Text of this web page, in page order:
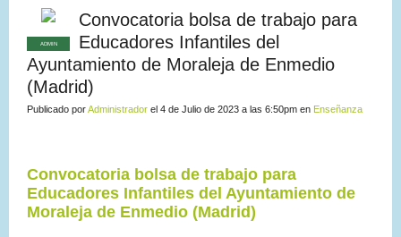
ADMIN
Convocatoria bolsa de trabajo para
Educadores Infantiles del
Ayuntamiento de Moraleja de Enmedio
(Madrid)
Publicado porAdministrador el 4 de Julio de 2023 a las 6:50pm en Enseñanza
Convocatoria bolsa de trabajo para
Educadores Infantiles del Ayuntamiento de
Moraleja de Enmedio (Madrid)